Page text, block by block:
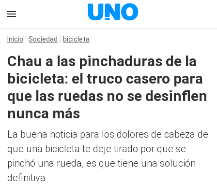
Inicio Sociedad bicicleta
Chau a las pinchaduras de la
bicicleta: el truco casero para
que las ruedas no se desinflen
nunca más
La buena noticia para los dolores de cabeza de
que una bicicleta te deje tirado por que se
pinchó una rueda, es que tiene una solución
definitiva